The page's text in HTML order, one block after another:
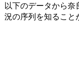
以下のデータから
況の序列を知ること